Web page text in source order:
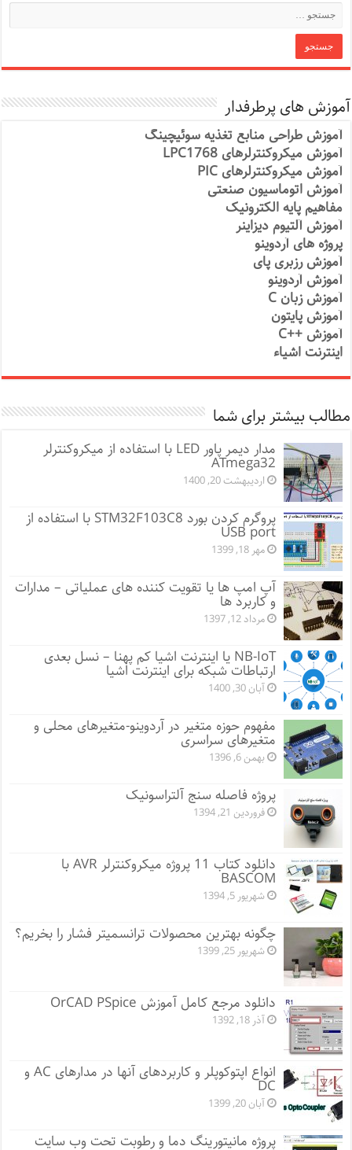
آموزش های پرطرفدار
آموزش طراحی منابع تغذیه سوئیچینگ
آموزش میکروکنترلرهای LPC1768
آموزش میکروکنترلرهای PIC
آموزش اتوماسیون صنعتی
مفاهیم پایه الکترونیک
آموزش آلتیوم دیزاینر
پروژه های آردوینو
آموزش رزبری پای
آموزش آردوینو
آموزش زبان C
آموزش پایتون
آموزش ++C
اینترنت اشیاء
مطالب بیشتر برای شما
مدار دیمر پاور LED با استفاده از میکروکنترلر
ATmega32
اردیبهشت 20, 1400
پروگرم کردن بورد STM32F103C8 با استفاده از
USB port
مهر 18, 1399
آپ امپ ها یا تقویت کننده های عملیاتی – مدارات
و کاربرد ها
مرداد 12, 1397
NB-IoT یا اینترنت اشیا کم پهنا – نسل بعدی
ارتباطات شبکه برای اینترنت اشیا
آبان 30, 1400
مفهوم حوزه متغیر در آردوینو-متغیرهای محلی و
متغیرهای سراسری
بهمن 6, 1396
پروژه فاصله سنج آلتراسونیک
فروردین 21, 1394
دانلود کتاب 11 پروژه میکروکنترلر AVR با
BASCOM
شهریور 5, 1394
چگونه بهترین محصولات ترانسمیتر فشار را بخریم؟
شهریور 25, 1399
دانلود مرجع کامل آموزش OrCAD PSpice
آذر 18, 1392
انواع اپتوکوپلر و کاربردهای آنها در مدارهای AC و
DC
آبان 20, 1399
پروژه مانيتورينگ دما و رطوبت تحت وب سایت